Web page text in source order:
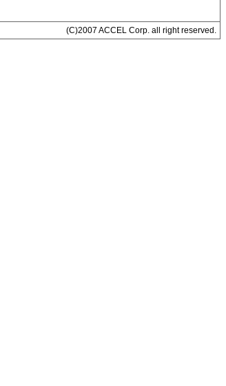
(C)2007 ACCEL Corp. all right reserved.